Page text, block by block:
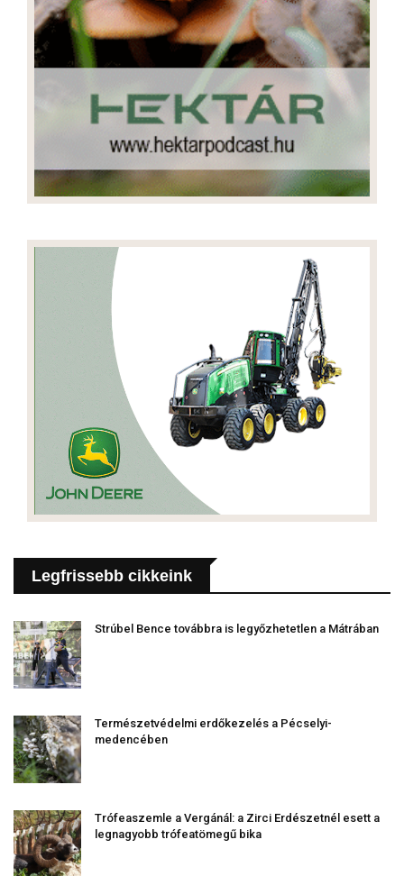
Legfrissebb cikkeink
Strúbel Bence továbbra is legyőzhetetlen a Mátrában
Természetvédelmi erdőkezelés a Pécselyi-
medencében
Trófeaszemle a Vergánál: a Zirci Erdészetnél esett a
legnagyobb trófeatömegű bika